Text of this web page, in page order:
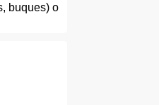
buques) o